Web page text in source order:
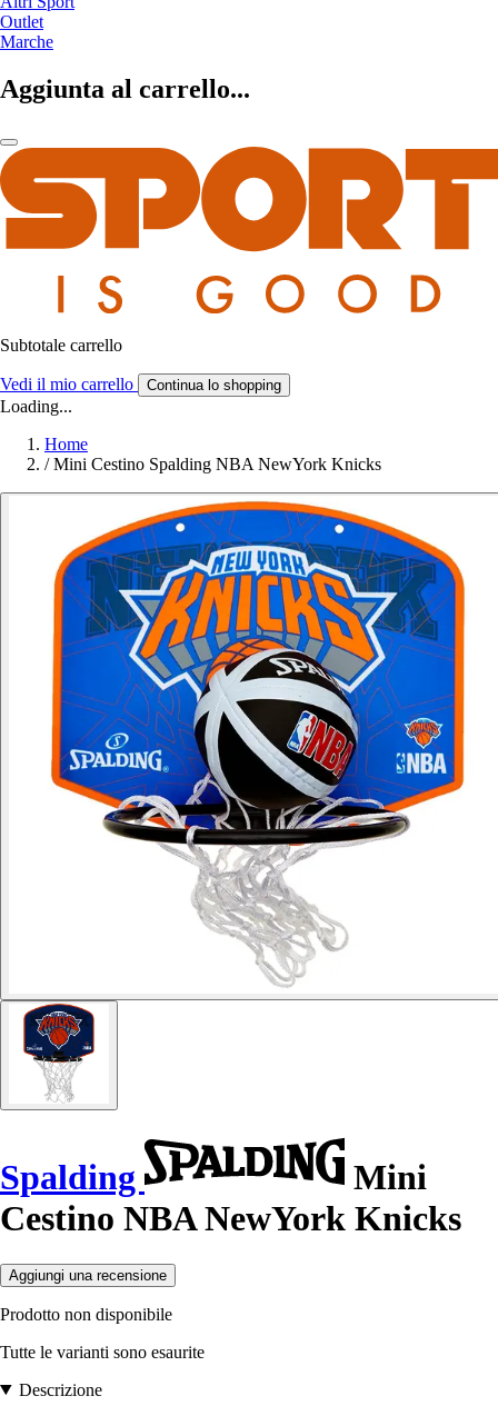
Outlet
Marche
Aggiunta al carrello...
Subtotale carrello
Vedi il mio carrello Continua lo shopping
Loading...
Home
/ Mini Cestino Spalding NBA NewYork Knicks
Spalding
Mini
Cestino NBA NewYork Knicks
Aggiungi una recensione
Prodotto non disponibile
Tutte le varianti sono esaurite
Descrizione